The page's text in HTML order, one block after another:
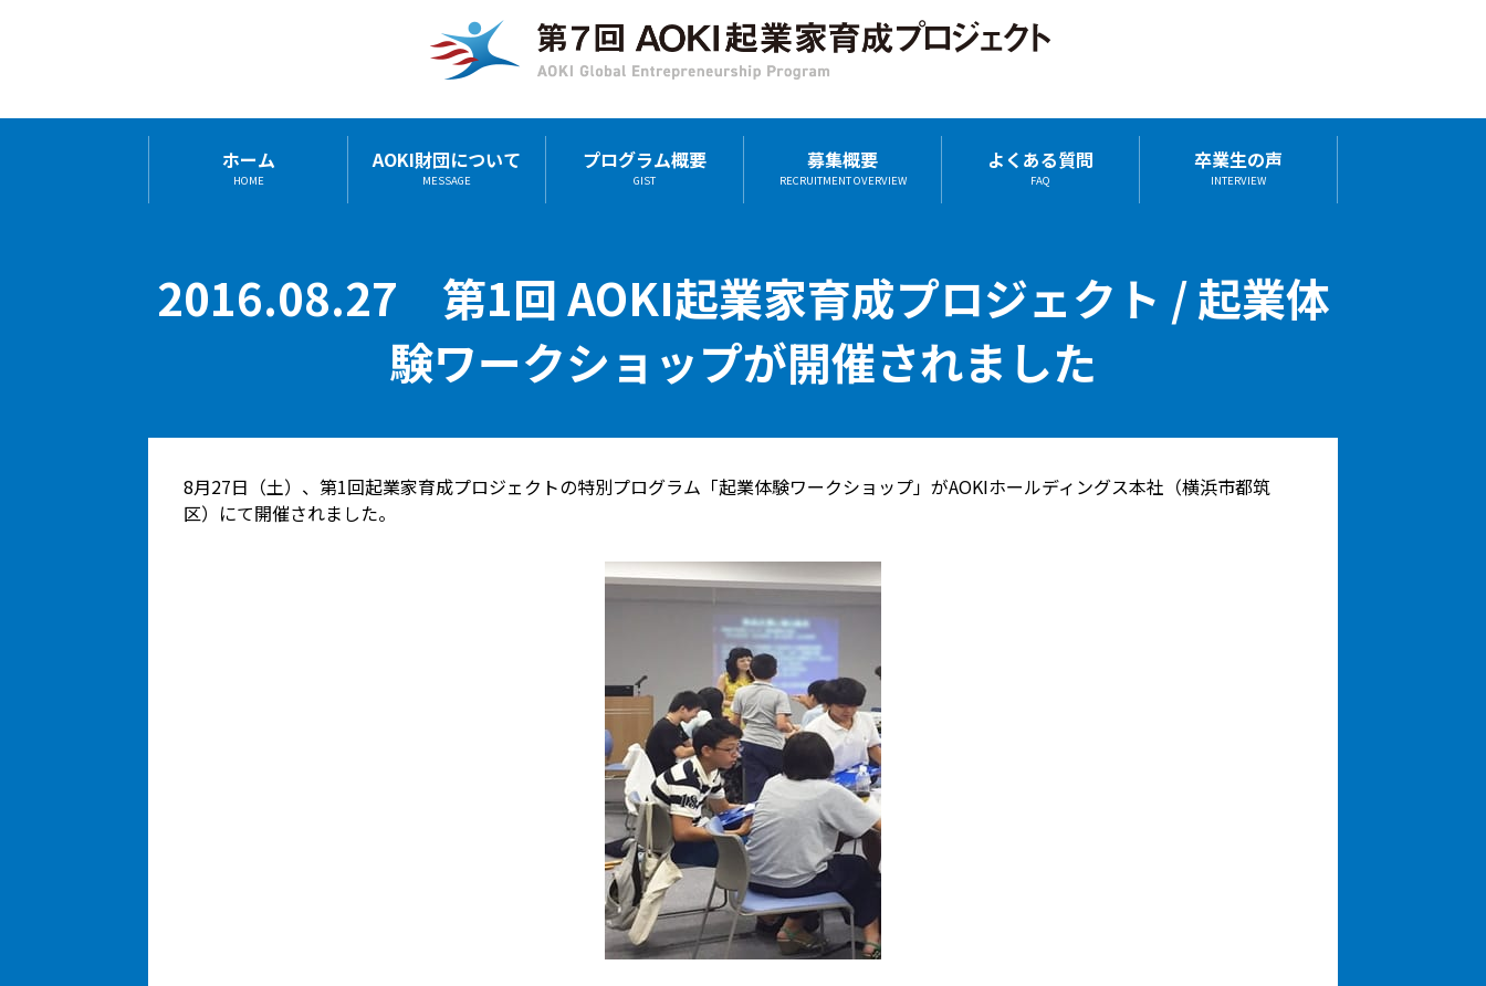
ホーム
HOME
AOKI財団について
MESSAGE
プログラム概要
GIST
募集概要
RECRUITMENT OVERVIEW
よくある質問
FAQ
卒業生の声
INTERVIEW
2016.08.27 第1回 AOKI起業家育成プロジェクト / 起業体
験ワークショップが開催されました
8月27日（土）、第1回起業家育成プロジェクトの特別プログラム「起業体験ワークショップ」がAOKIホールディングス本社（横浜市都筑
区）にて開催されました。